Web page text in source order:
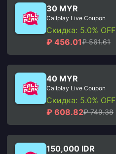
30 MYR
Callplay Live Coupon
Скидка: 5.0% OFF
₽ 456.01₽ 561.61
40 MYR
Callplay Live Coupon
Скидка: 5.0% OFF
₽ 608.82₽ 749.38
150,000 IDR